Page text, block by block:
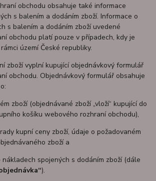
obchodu obsahuje také informace
s balením a dodáním zboží. Informace o
s balením a dodáním zboží uvedené
obchodu platí pouze v případech, kdy je
území České republiky.
vyplní kupující objednávkový formulář
obchodu. Objednávkový formulář obsahuje
zboží (objednávané zboží „vloží“ kupující do
košíku webového rozhraní obchodu),
kupní ceny zboží, údaje o požadovaném
zboží a
spojených s dodáním zboží (dále
).